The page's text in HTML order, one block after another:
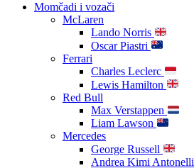
Momčadi i vozači
McLaren
Lando Norris
Oscar Piastri
Ferrari
Charles Leclerc
Lewis Hamilton
Red Bull
Max Verstappen
Liam Lawson
Mercedes
George Russell
Andrea Kimi Antonelli